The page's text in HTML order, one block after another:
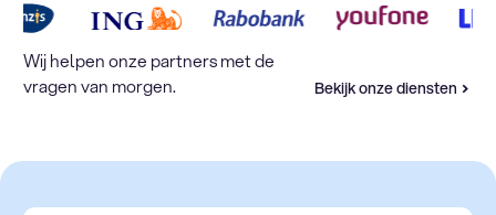
Wij helpen onze partners met de
vragen van morgen.
Bekijk onze diensten